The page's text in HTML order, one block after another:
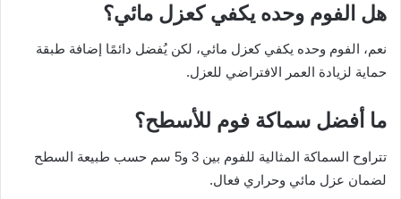
هل الفوم وحده يكفي كعزل مائي؟
نعم، الفوم وحده يكفي كعزل مائي، لكن يُفضل دائمًا إضافة طبقة
حماية لزيادة العمر الافتراضي للعزل.
ما أفضل سماكة فوم للأسطح؟
تتراوح السماكة المثالية للفوم بين 3 و5 سم حسب طبيعة السطح
لضمان عزل مائي وحراري فعال.